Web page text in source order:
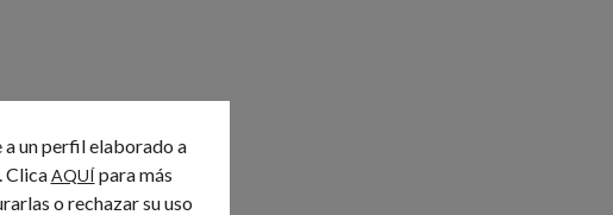
un perfil elaborado a
ClicaAQUÍpara más
o rechazar su uso